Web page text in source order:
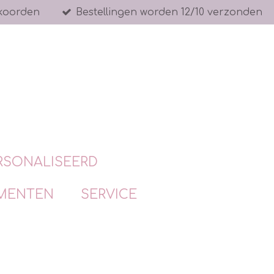
Bestellingen worden 12/10 verzonden
SERVICE